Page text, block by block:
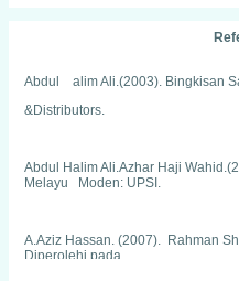
Abdul alim Ali.(2003). Bingkisan
&Distributors.
Abdul Halim Ali.Azhar Haji
Melayu Moden: UPSI.
A.Aziz Hassan. (2007). Rahman
Diperolehi pada